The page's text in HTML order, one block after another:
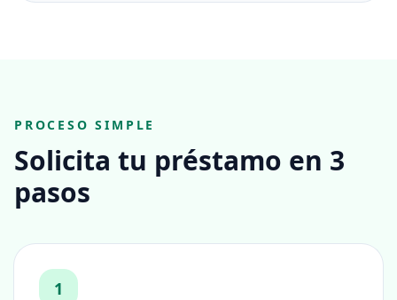
PROCESO SIMPLE
Solicita tu préstamo en 3
pasos
1